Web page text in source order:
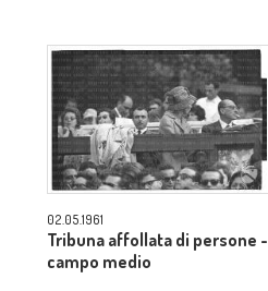
02.05.1961
Tribuna affollata di persone -
campo medio